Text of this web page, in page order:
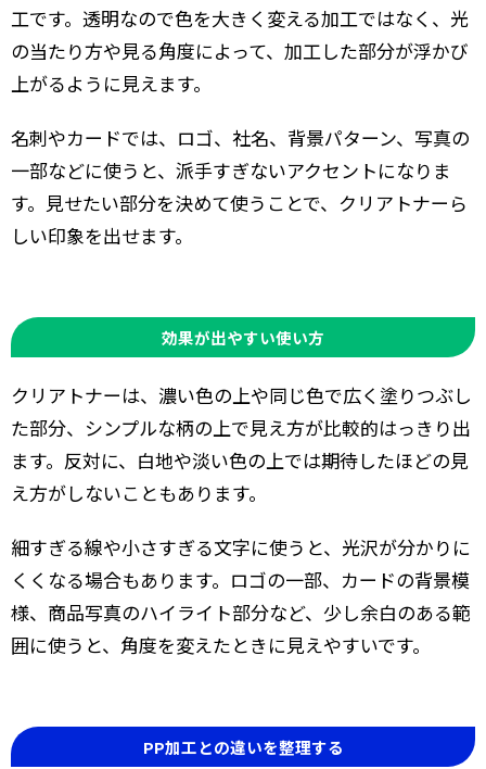
工です。透明なので色を大きく変える加工ではなく、光
の当たり方や見る角度によって、加工した部分が浮かび
上がるように見えます。
名刺やカードでは、ロゴ、社名、背景パターン、写真の
一部などに使うと、派手すぎないアクセントになりま
す。見せたい部分を決めて使うことで、クリアトナーら
しい印象を出せます。
効果が出やすい使い方
クリアトナーは、濃い色の上や同じ色で広く塗りつぶし
た部分、シンプルな柄の上で見え方が比較的はっきり出
ます。反対に、白地や淡い色の上では期待したほどの見
え方がしないこともあります。
細すぎる線や小さすぎる文字に使うと、光沢が分かりに
くくなる場合もあります。ロゴの一部、カードの背景模
様、商品写真のハイライト部分など、少し余白のある範
囲に使うと、角度を変えたときに見えやすいです。
PP加工との違いを整理する